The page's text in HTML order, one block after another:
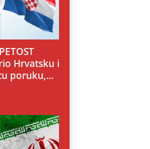
Hrvatsku i
poruku,...